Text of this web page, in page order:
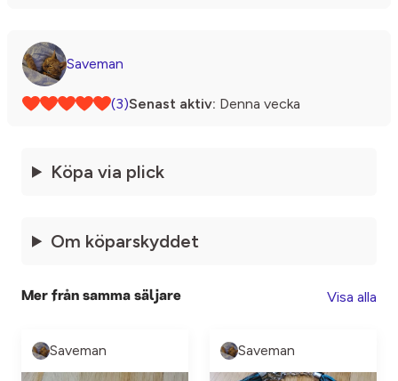
Saveman
(3)Senast aktiv: Denna vecka
Köpa via plick
Om köparskyddet
Mer från samma säljare Visa alla
Saveman Saveman